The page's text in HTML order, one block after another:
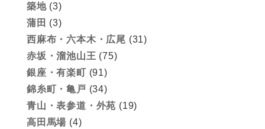
築地(3)
蒲田 (3)
西麻布・六本木・広尾 (31)
赤坂・溜池山王 (75)
銀座・有楽町 (91)
錦糸町・亀戸 (34)
青山・表参道・外苑 (19)
高田馬場 (4)